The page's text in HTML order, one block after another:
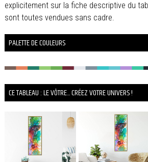
explicitement sur la fiche descriptive du
sont toutes vendues sans cadre.
PALETTE DE COULEURS
CE TABLEAU : LE VÔTRE... CRÉEZ VOTRE UNIVERS !